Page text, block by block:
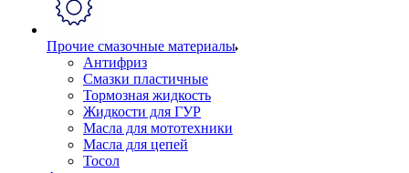
Прочие смазочные материалы
Антифриз
Смазки пластичные
Тормозная жидкость
Жидкости для ГУР
Масла для мототехники
Масла для цепей
Тосол